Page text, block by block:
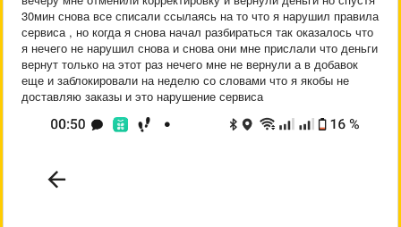
30мин снова все списали ссылаясь на то что я нарушил правила
сервиса , но когда я снова начал разбираться так оказалось что
я нечего не нарушил снова и снова они мне прислали что деньги
вернут только на этот раз нечего мне не вернули а в добавок
еще и заблокировали на неделю со словами что я якобы не
доставляю заказы и это нарушение сервиса